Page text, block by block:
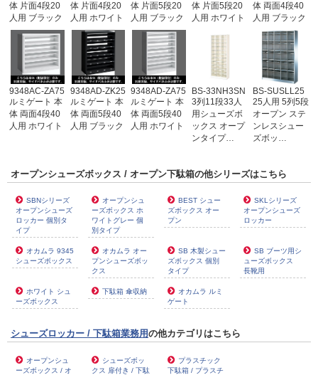
体 片面4段20
人用 ブラック
体 片面4段20
人用 ホワイト
体 片面5段20
人用 ブラック
体 片面5段20
人用 ホワイト
体 両面4段40
人用 ブラック
9348AC-ZA75
ルミゲート 本
体 両面4段40
人用 ホワイト
9348AD-ZK25
ルミゲート 本
体 両面5段40
人用 ブラック
9348AD-ZA75
ルミゲート 本
体 両面5段40
人用 ホワイト
BS-33NH3SN
3列11段33人
用シューズボ
ックス オープ
ンタイプ…
BS-SUSLL25
25人用 5列5段
オープン ステ
ンレスシュー
ズボッ…
オープンシューズボックス / オープン下駄箱の他シリーズはこちら
SBNシリーズ
オープンシューズ
ロッカー 個別タ
イプ
オープンシュ
ーズボックス ホ
ワイトグレー 個
別タイプ
BEST シュー
ズボックス オー
プン
SKLシリーズ
オープンシューズ
ロッカー
オカムラ 9345
シューズボックス
オカムラ オー
プンシューズボッ
クス
SB 木製シュー
ズボックス 個別
タイプ
SB ブーツ用シ
ューズボックス
長靴用
ホワイト シュ
ーズボックス
下駄箱 傘収納
オカムラ ルミ
ゲート
シューズロッカー / 下駄箱業務用の他カテゴリはこちら
オープンシュ
ーズボックス / オ
シューズボッ
クス 扉付き / 下駄
プラスチック
下駄箱 / プラスチ